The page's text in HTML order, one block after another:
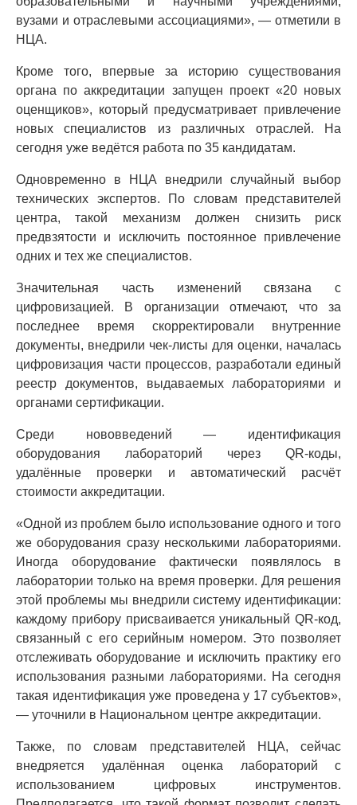
вузами и отраслевыми ассоциациями», — отметили в
НЦА.
Кроме того, впервые за историю существования
органа по аккредитации запущен проект «20 новых
оценщиков», который предусматривает привлечение
новых специалистов из различных отраслей. На
сегодня уже ведётся работа по 35 кандидатам.
Одновременно в НЦА внедрили случайный выбор
технических экспертов. По словам представителей
центра, такой механизм должен снизить риск
предвзятости и исключить постоянное привлечение
одних и тех же специалистов.
Значительная часть изменений связана с
цифровизацией. В организации отмечают, что за
последнее время скорректировали внутренние
документы, внедрили чек-листы для оценки, началась
цифровизация части процессов, разработали единый
реестр документов, выдаваемых лабораториями и
органами сертификации.
Среди нововведений — идентификация
оборудования лабораторий через QR-коды,
удалённые проверки и автоматический расчёт
стоимости аккредитации.
«Одной из проблем было использование одного и того
же оборудования сразу несколькими лабораториями.
Иногда оборудование фактически появлялось в
лаборатории только на время проверки. Для решения
этой проблемы мы внедрили систему идентификации:
каждому прибору присваивается уникальный QR-код,
связанный с его серийным номером. Это позволяет
отслеживать оборудование и исключить практику его
использования разными лабораториями. На сегодня
такая идентификация уже проведена у 17 субъектов»,
— уточнили в Национальном центре аккредитации.
Также, по словам представителей НЦА, сейчас
внедряется удалённая оценка лабораторий с
использованием цифровых инструментов.